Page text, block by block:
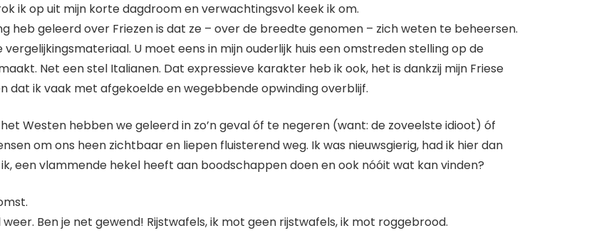
ik op uit mijn korte dagdroom en verwachtingsvol keek ik om.
heb geleerd over Friezen is dat ze – over de breedte genomen – zich weten te beheersen.
U moet eens in mijn ouderlijk huis een omstreden stelling op de
Net een stel Italianen. Dat expressieve karakter heb ik ook, het is dankzij mijn Friese
dat ik vaak met afgekoelde en wegebbende opwinding overblijf.
Westen hebben we geleerd in zo’n geval óf te negeren (want: de zoveelste idioot) óf
om ons heen zichtbaar en liepen fluisterend weg. Ik was nieuwsgierig, had ik hier dan
een vlammende hekel heeft aan boodschappen doen en ook nóóit wat kan vinden?
Ben je net gewend! Rijstwafels, ik mot geen rijstwafels, ik mot roggebrood.